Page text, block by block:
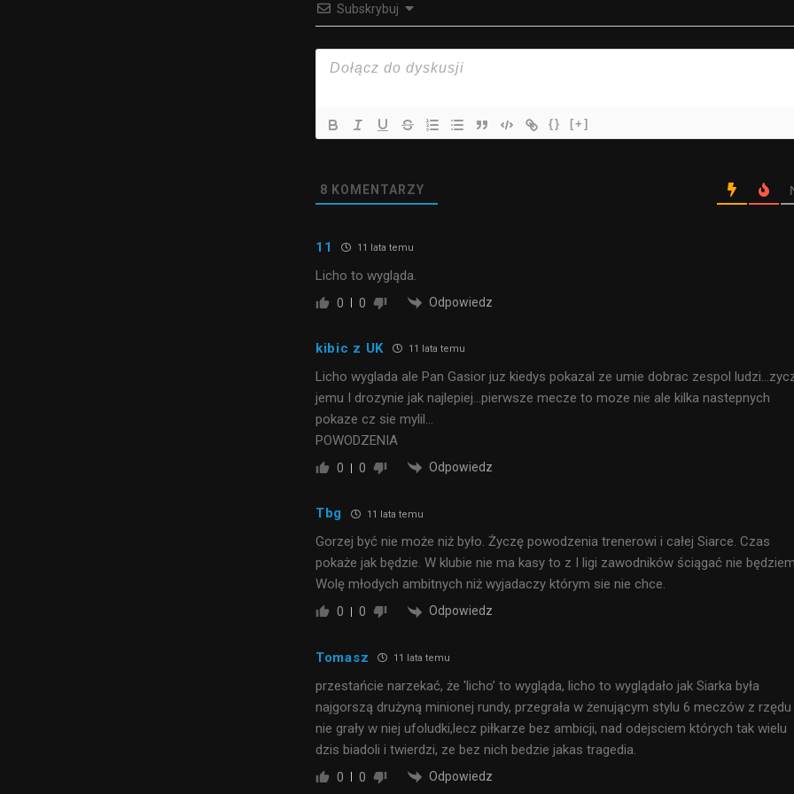
Subskrybuj
{} [+]
8 KOMENTARZY
11 11 lata temu
Licho to wygląda.
0 0 Odpowiedz
kibic z UK 11 lata temu
Licho wyglada ale Pan Gasior juz kiedys pokazal ze umie dobrac zespol
jemu I drozynie jak najlepiej…pierwsze mecze to moze nie ale kilka nastepnych
pokaze cz sie mylil…
POWODZENIA
0 0 Odpowiedz
Tbg 11 lata temu
Gorzej być nie może niż było. Życzę powodzenia trenerowi i całej Siarce. Czas
pokaże jak będzie. W klubie nie ma kasy to z I ligi zawodników ściągać nie
Wolę młodych ambitnych niż wyjadaczy którym sie nie chce.
0 0 Odpowiedz
Tomasz 11 lata temu
przestańcie narzekać, że 'licho’ to wygląda, licho to wyglądało jak Siarka była
najgorszą drużyną minionej rundy, przegrała w żenującym stylu 6 meczów z rzędu
nie grały w niej ufoludki,lecz piłkarze bez ambicji, nad odejsciem których tak wielu
dzis biadoli i twierdzi, ze bez nich bedzie jakas tragedia.
0 0 Odpowiedz